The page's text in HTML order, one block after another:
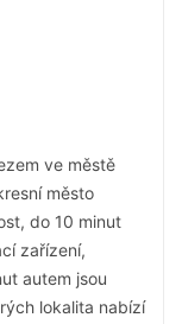
ve městě
město
do 10 minut
zařízení,
autem jsou
lokalita nabízí